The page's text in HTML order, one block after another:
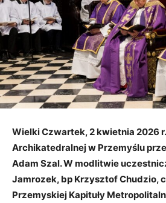
Wielki Czwartek, 2 kwietnia 2026
Archikatedralnej w Przemyślu
Adam Szal. W modlitwie
Jamrozek, bp Krzysztof Chudzio,
Przemyskiej Kapituły